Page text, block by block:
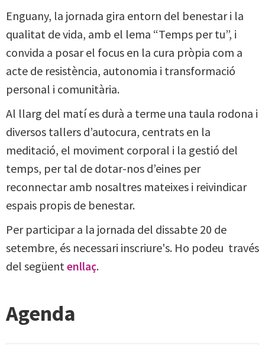
Enguany, la jornada gira entorn del benestar i la
qualitat de vida, amb el lema “Temps per tu”, i
convida a posar el focus en la cura pròpia com a
acte de resistència, autonomia i transformació
personal i comunitària.
Al llarg del matí es durà a terme una taula rodona i
diversos tallers d’autocura, centrats en la
meditació, el moviment corporal i la gestió del
temps, per tal de dotar-nos d’eines per
reconnectar amb nosaltres mateixes i reivindicar
espais propis de benestar.
Per participar a la jornada del dissabte 20 de
setembre, és necessari inscriure's. Ho podeu través
del següentenllaç.
Agenda